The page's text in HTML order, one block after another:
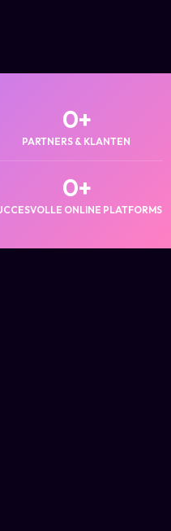
PARTNERS & KLANTEN
0+
ONLINE PLATFORMS
0+